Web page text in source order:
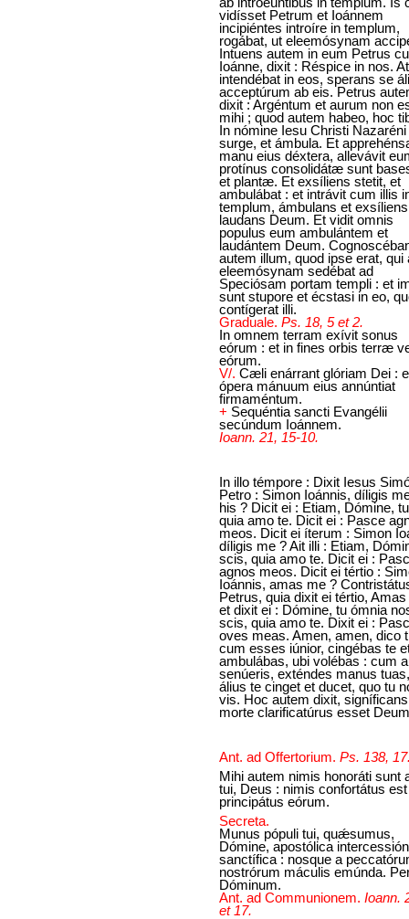
vidísset Petrum et Ioánnem
incipiéntes introíre in templum,
rogábat, ut eleemósynam
Intuens autem in eum Petrus
Ioánne, dixit : Réspice in nos.
intendébat in eos, sperans se
acceptúrum ab eis. Petrus
dixit : Argéntum et aurum non
mihi ; quod autem habeo, hoc
In nómine Iesu Christi Nazaréni
surge, et ámbula. Et
manu eius déxtera, allevávit
protínus consolidátæ sunt
et plantæ. Et exsíliens stetit, et
ambulábat : et intrávit cum illis
templum, ámbulans et
laudans Deum. Et vidit omnis
populus eum ambulántem et
laudántem Deum.
autem illum, quod ipse erat, qui
eleemósynam sedébat ad
Speciósam portam templi : et
sunt stupore et écstasi in eo,
contígerat illi.
Graduale. Ps. 18, 5 et 2.
In omnem terram exívit sonus
eórum : et in fines orbis terræ
eórum.
V/. Cæli enárrant glóriam Dei :
ópera mánuum eius annúntiat
firmaméntum.
+ Sequéntia sancti Evangélii
secúndum Ioánnem.
Ioann. 21, 15-10.
In illo témpore : Dixit Iesus
Petro : Simon Ioánnis, díligis
his ? Dicit ei : Etiam, Dómine,
quia amo te. Dicit ei : Pasce
meos. Dicit ei íterum : Simon
díligis me ? Ait illi : Etiam,
scis, quia amo te. Dicit ei :
agnos meos. Dicit ei tértio :
Ioánnis, amas me ?
Petrus, quia dixit ei tértio,
et dixit ei : Dómine, tu ómnia
scis, quia amo te. Dixit ei :
oves meas. Amen, amen, dico
cum esses iúnior, cingébas te
ambulábas, ubi volébas : cum
senúeris, exténdes manus
álius te cinget et ducet, quo tu
vis. Hoc autem dixit,
morte clarificatúrus esset
Ant. ad Offertorium. Ps. 138,
Mihi autem nimis honoráti sunt
tui, Deus : nimis confortátus est
principátus eórum.
Secreta.
Munus pópuli tui, quǽsumus,
Dómine, apostólica
sanctífica : nosque a
nostrórum máculis emúnda.
Dóminum.
Ant. ad Communionem. Ioann.
et 17.